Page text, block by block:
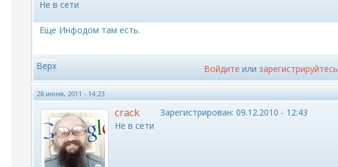
Не в сети
Еще Инфодом там есть.
Верх Войдите или зарегистрируйтесь
28 июня, 2011 - 14:23
crack
Не в сети
Зарегистрирован: 09.12.2010 - 12:43